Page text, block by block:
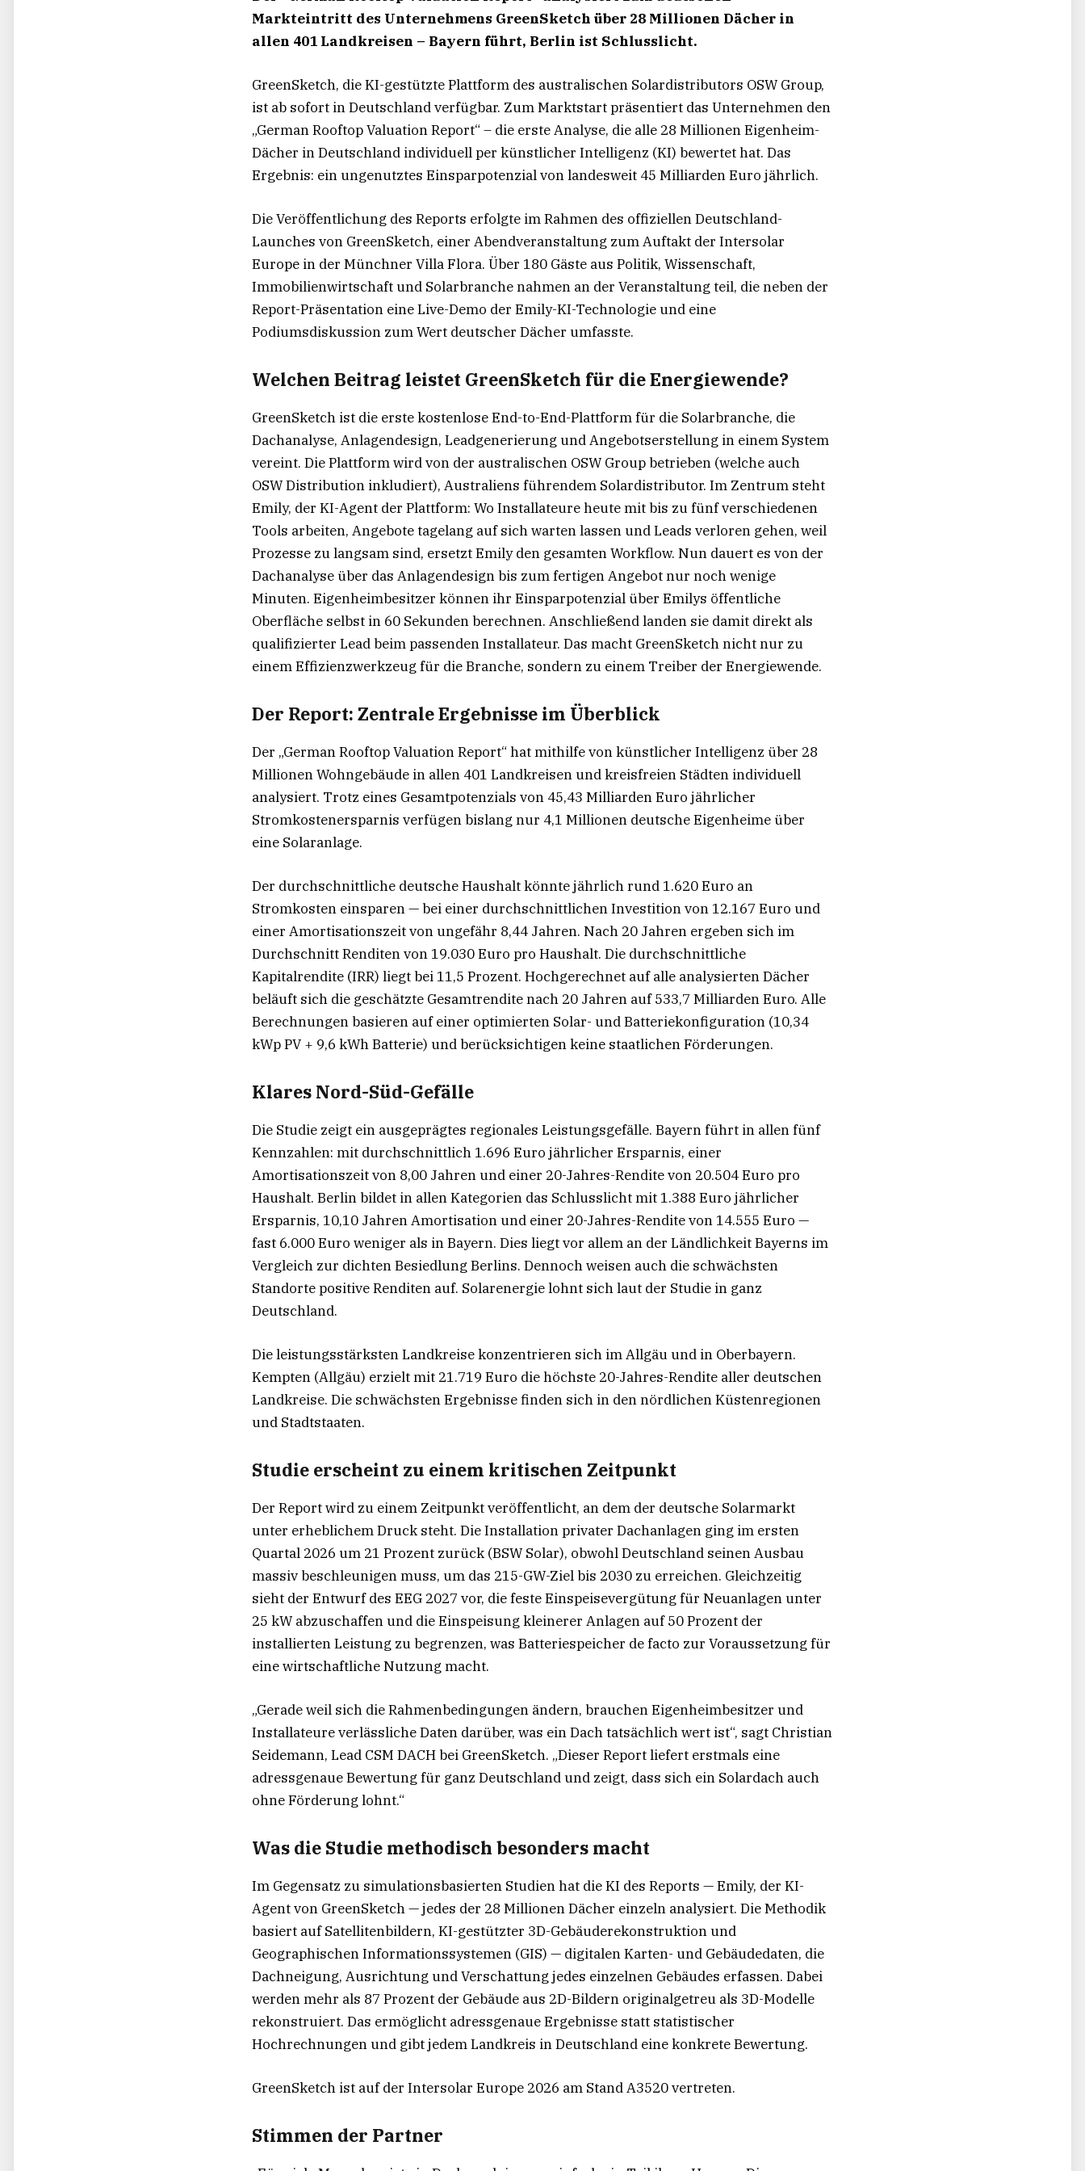
Markteintritt des Unternehmens GreenSketch über 28 Millionen Dächer in
allen 401 Landkreisen – Bayern führt, Berlin ist Schlusslicht.
GreenSketch, die KI-gestützte Plattform des australischen Solardistributors OSW Group,
ist ab sofort in Deutschland verfügbar. Zum Marktstart präsentiert das Unternehmen den
„German Rooftop Valuation Report“ – die erste Analyse, die alle 28 Millionen Eigenheim-
Dächer in Deutschland individuell per künstlicher Intelligenz (KI) bewertet hat. Das
Ergebnis: ein ungenutztes Einsparpotenzial von landesweit 45 Milliarden Euro jährlich.
Die Veröffentlichung des Reports erfolgte im Rahmen des offiziellen Deutschland-
Launches von GreenSketch, einer Abendveranstaltung zum Auftakt der Intersolar
Europe in der Münchner Villa Flora. Über 180 Gäste aus Politik, Wissenschaft,
Immobilienwirtschaft und Solarbranche nahmen an der Veranstaltung teil, die neben der
Report-Präsentation eine Live-Demo der Emily-KI-Technologie und eine
Podiumsdiskussion zum Wert deutscher Dächer umfasste.
Welchen Beitrag leistet GreenSketch für die Energiewende?
GreenSketch ist die erste kostenlose End-to-End-Plattform für die Solarbranche, die
Dachanalyse, Anlagendesign, Leadgenerierung und Angebotserstellung in einem System
vereint. Die Plattform wird von der australischen OSW Group betrieben (welche auch
OSW Distribution inkludiert), Australiens führendem Solardistributor. Im Zentrum steht
Emily, der KI-Agent der Plattform: Wo Installateure heute mit bis zu fünf verschiedenen
Tools arbeiten, Angebote tagelang auf sich warten lassen und Leads verloren gehen, weil
Prozesse zu langsam sind, ersetzt Emily den gesamten Workflow. Nun dauert es von der
Dachanalyse über das Anlagendesign bis zum fertigen Angebot nur noch wenige
Minuten. Eigenheimbesitzer können ihr Einsparpotenzial über Emilys öffentliche
Oberfläche selbst in 60 Sekunden berechnen. Anschließend landen sie damit direkt als
qualifizierter Lead beim passenden Installateur. Das macht GreenSketch nicht nur zu
einem Effizienzwerkzeug für die Branche, sondern zu einem Treiber der Energiewende.
Der Report: Zentrale Ergebnisse im Überblick
Der „German Rooftop Valuation Report“ hat mithilfe von künstlicher Intelligenz über 28
Millionen Wohngebäude in allen 401 Landkreisen und kreisfreien Städten individuell
analysiert. Trotz eines Gesamtpotenzials von 45,43 Milliarden Euro jährlicher
Stromkostenersparnis verfügen bislang nur 4,1 Millionen deutsche Eigenheime über
eine Solaranlage.
Der durchschnittliche deutsche Haushalt könnte jährlich rund 1.620 Euro an
Stromkosten einsparen — bei einer durchschnittlichen Investition von 12.167 Euro und
einer Amortisationszeit von ungefähr 8,44 Jahren. Nach 20 Jahren ergeben sich im
Durchschnitt Renditen von 19.030 Euro pro Haushalt. Die durchschnittliche
Kapitalrendite (IRR) liegt bei 11,5 Prozent. Hochgerechnet auf alle analysierten Dächer
beläuft sich die geschätzte Gesamtrendite nach 20 Jahren auf 533,7 Milliarden Euro. Alle
Berechnungen basieren auf einer optimierten Solar- und Batteriekonfiguration (10,34
kWp PV + 9,6 kWh Batterie) und berücksichtigen keine staatlichen Förderungen.
Klares Nord-Süd-Gefälle
Die Studie zeigt ein ausgeprägtes regionales Leistungsgefälle. Bayern führt in allen fünf
Kennzahlen: mit durchschnittlich 1.696 Euro jährlicher Ersparnis, einer
Amortisationszeit von 8,00 Jahren und einer 20-Jahres-Rendite von 20.504 Euro pro
Haushalt. Berlin bildet in allen Kategorien das Schlusslicht mit 1.388 Euro jährlicher
Ersparnis, 10,10 Jahren Amortisation und einer 20-Jahres-Rendite von 14.555 Euro —
fast 6.000 Euro weniger als in Bayern. Dies liegt vor allem an der Ländlichkeit Bayerns im
Vergleich zur dichten Besiedlung Berlins. Dennoch weisen auch die schwächsten
Standorte positive Renditen auf. Solarenergie lohnt sich laut der Studie in ganz
Deutschland.
Die leistungsstärksten Landkreise konzentrieren sich im Allgäu und in Oberbayern.
Kempten (Allgäu) erzielt mit 21.719 Euro die höchste 20-Jahres-Rendite aller deutschen
Landkreise. Die schwächsten Ergebnisse finden sich in den nördlichen Küstenregionen
und Stadtstaaten.
Studie erscheint zu einem kritischen Zeitpunkt
Der Report wird zu einem Zeitpunkt veröffentlicht, an dem der deutsche Solarmarkt
unter erheblichem Druck steht. Die Installation privater Dachanlagen ging im ersten
Quartal 2026 um 21 Prozent zurück (BSW Solar), obwohl Deutschland seinen Ausbau
massiv beschleunigen muss, um das 215-GW-Ziel bis 2030 zu erreichen. Gleichzeitig
sieht der Entwurf des EEG 2027 vor, die feste Einspeisevergütung für Neuanlagen unter
25 kW abzuschaffen und die Einspeisung kleinerer Anlagen auf 50 Prozent der
installierten Leistung zu begrenzen, was Batteriespeicher de facto zur Voraussetzung für
eine wirtschaftliche Nutzung macht.
„Gerade weil sich die Rahmenbedingungen ändern, brauchen Eigenheimbesitzer und
Installateure verlässliche Daten darüber, was ein Dach tatsächlich wert ist“, sagt Christian
Seidemann, Lead CSM DACH bei GreenSketch. „Dieser Report liefert erstmals eine
adressgenaue Bewertung für ganz Deutschland und zeigt, dass sich ein Solardach auch
ohne Förderung lohnt.“
Was die Studie methodisch besonders macht
Im Gegensatz zu simulationsbasierten Studien hat die KI des Reports — Emily, der KI-
Agent von GreenSketch — jedes der 28 Millionen Dächer einzeln analysiert. Die Methodik
basiert auf Satellitenbildern, KI-gestützter 3D-Gebäuderekonstruktion und
Geographischen Informationssystemen (GIS) — digitalen Karten- und Gebäudedaten, die
Dachneigung, Ausrichtung und Verschattung jedes einzelnen Gebäudes erfassen. Dabei
werden mehr als 87 Prozent der Gebäude aus 2D-Bildern originalgetreu als 3D-Modelle
rekonstruiert. Das ermöglicht adressgenaue Ergebnisse statt statistischer
Hochrechnungen und gibt jedem Landkreis in Deutschland eine konkrete Bewertung.
GreenSketch ist auf der Intersolar Europe 2026 am Stand A3520 vertreten.
Stimmen der Partner